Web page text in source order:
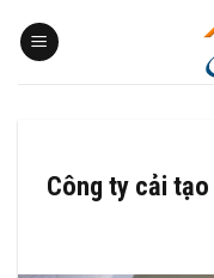
qua
Công ty cải tạo